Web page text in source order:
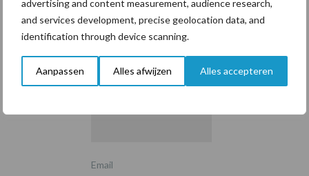
advertising and content measurement, audience research,
and services development, precise geolocation data, and
identification through device scanning.
Aanpassen Alles afwijzen Alles accepteren
Schrijf u in voor onze
nieuwsbrief
0 + 6 =*
Email